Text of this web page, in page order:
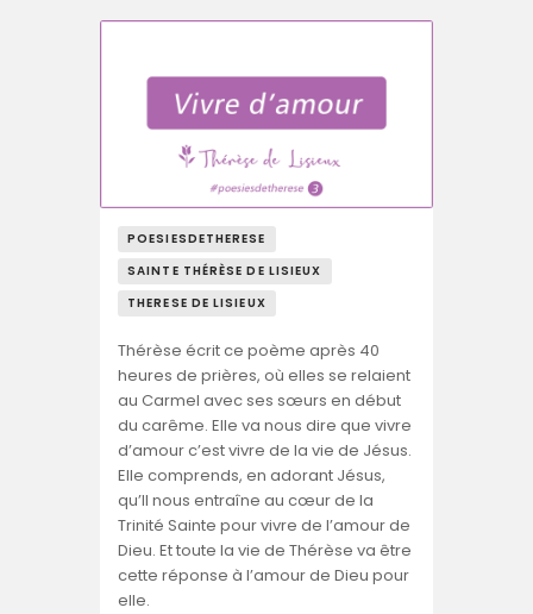
POESIESDETHERESE
SAINTE THÉRÈSE DE LISIEUX
THERESE DE LISIEUX
Thérèse écrit ce poème après 40
heures de prières, où elles se relaient
au Carmel avec ses sœurs en début
du carême. Elle va nous dire que vivre
d’amour c’est vivre de la vie de Jésus.
Elle comprends, en adorant Jésus,
qu’Il nous entraîne au cœur de la
Trinité Sainte pour vivre de l’amour de
Dieu. Et toute la vie de Thérèse va être
cette réponse à l’amour de Dieu pour
elle.